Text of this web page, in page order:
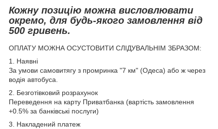
Кожну позицію можна висловлювати
окремо, для будь-якого замовлення від
500 гривень.
ОПЛАТУ МОЖНА ОСУСТОВИТИ СЛІДУВАЛЬНІМ ЗБРАЗОМ:
1. Наявні
За умови самовитягу з промринка "7 км" (Одеса) або ж через
водія автобуса.
2. Безготівковий розрахунок
Переведення на карту Приватбанка (вартість замовлення
+0.5% за банківські послуги)
3. Накладений платеж